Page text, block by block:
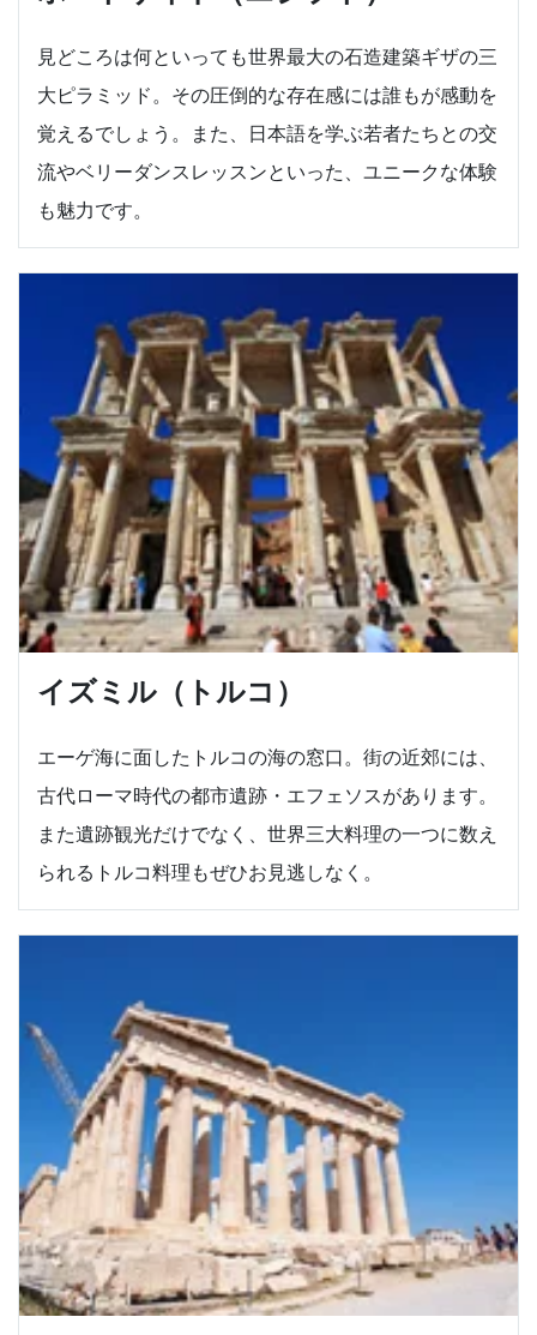
見どころは何といっても世界最大の石造建築ギザの三
大ピラミッド。その圧倒的な存在感には誰もが感動を
覚えるでしょう。また、日本語を学ぶ若者たちとの交
流やベリーダンスレッスンといった、ユニークな体験
も魅力です。
イズミル（トルコ）
エーゲ海に面したトルコの海の窓口。街の近郊には、
古代ローマ時代の都市遺跡・エフェソスがあります。
また遺跡観光だけでなく、世界三大料理の一つに数え
られるトルコ料理もぜひお見逃しなく。